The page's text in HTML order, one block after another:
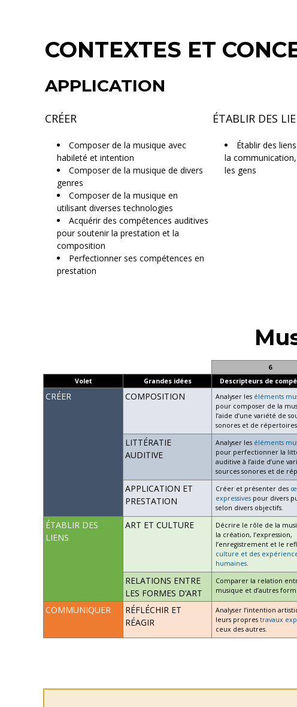
CONTEXTES ET
APPLICATION
CRÉER
Composer de la musique avec
habileté et intention
Composer de la musique de divers
genres
Composer de la musique en
utilisant diverses technologies
Acquérir des compétences auditives
pour soutenir la prestation et la
composition
Perfectionner ses compétences en
prestation
ÉTABLIR DES
Établir des
la
les gens
6
Volet
Grandes idées Descripteurs de
CRÉER COMPOSITION Analyser les éléments
pour composer de la
l’aide d’une variété de
sonores et de
LITTÉRATIE
AUDITIVE
Analyser les éléments
pour perfectionner la
auditive à l’aide d’une
sources sonores et de
APPLICATION ET
PRESTATION
Créer et présenter des
expressives pour divers
selon divers objectifs.
ÉTABLIR DES
LIENS
ART ET CULTURE
Décrire le rôle de la
la création, l’expression,
l’enregistrement et le
culture et des
humaines.
RELATIONS ENTRE
LES FORMES D’ART
Comparer la relation
musique et d’autres
COMMUNIQUER
RÉFLÉCHIR ET
RÉAGIR
Analyser l’intention
leurs propres travaux
ceux des autres.